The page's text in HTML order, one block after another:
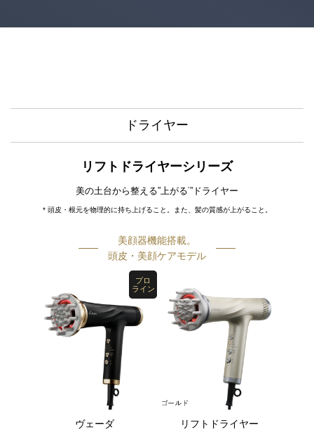
ドライヤー
リフトドライヤーシリーズ
美の土台から整える”上がる*”ドライヤー
* 頭皮・根元を物理的に持ち上げること。また、髪の質感が上がること。
美顔器機能搭載。
頭皮・美顔ケアモデル
プロ
ライン
ヴェーダ
リフトドライヤー